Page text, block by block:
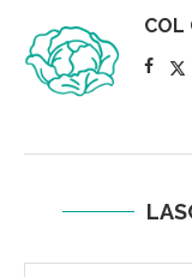
COL